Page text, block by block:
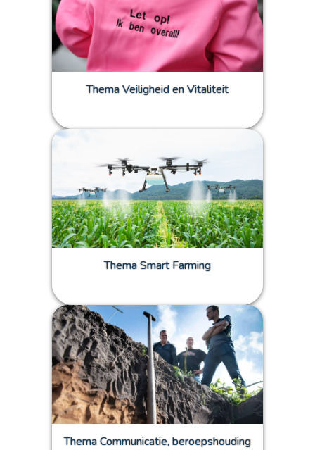
Thema Veiligheid en Vitaliteit
Thema Smart Farming
Thema Communicatie, beroepshouding